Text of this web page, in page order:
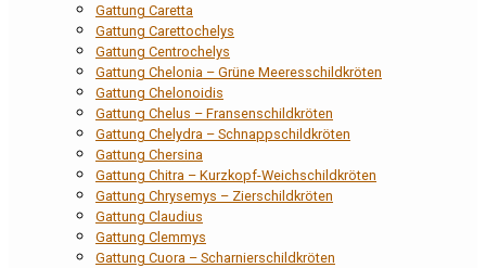
Gattung Caretta
Gattung Carettochelys
Gattung Centrochelys
Gattung Chelonia – Grüne Meeresschildkröten
Gattung Chelonoidis
Gattung Chelus – Fransenschildkröten
Gattung Chelydra – Schnappschildkröten
Gattung Chersina
Gattung Chitra – Kurzkopf-Weichschildkröten
Gattung Chrysemys – Zierschildkröten
Gattung Claudius
Gattung Clemmys
Gattung Cuora – Scharnierschildkröten